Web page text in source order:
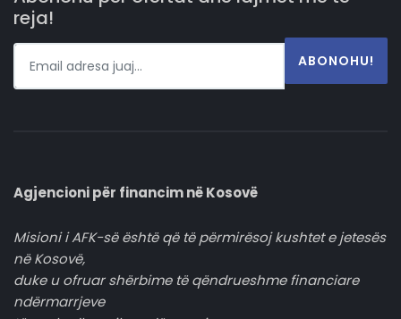
reja!
ABONOHU!
Agjencioni për financim në Kosovë
Misioni i AFK-së është që të përmirësoj kushtet e jetesës
në Kosovë,
duke u ofruar shërbime të qëndrueshme financiare
ndërmarrjeve